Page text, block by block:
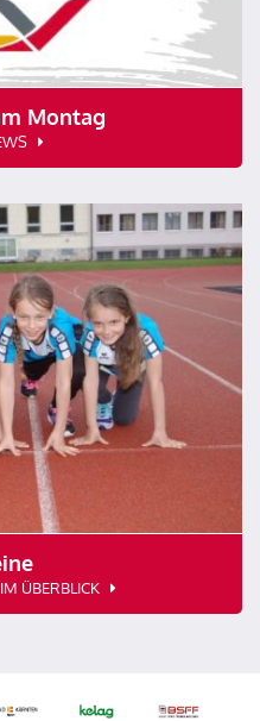
Montag
ÜBERBLICK